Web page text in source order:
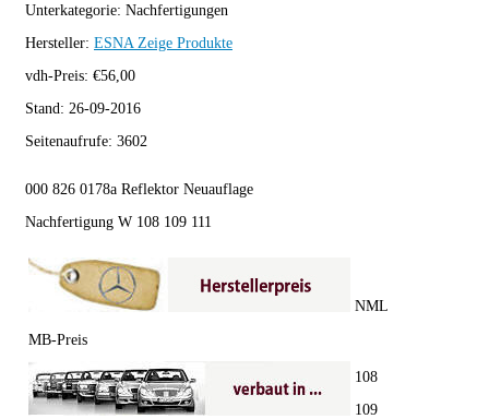
Unterkategorie: Nachfertigungen
Hersteller: ESNA Zeige Produkte
vdh-Preis: €56,00
Stand: 26-09-2016
Seitenaufrufe: 3602
000 826 0178a Reflektor Neuauflage
Nachfertigung W 108 109 111
MB-Preis
NML
108
109